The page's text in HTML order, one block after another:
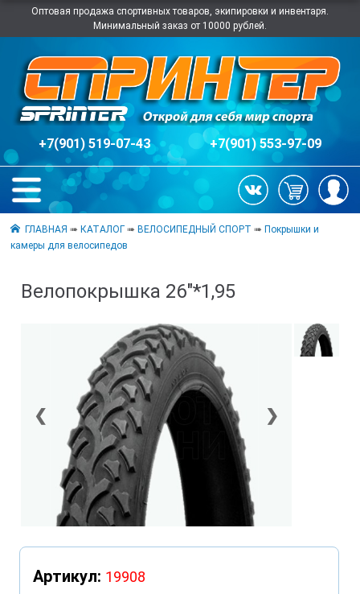
Оптовая продажа спортивных товаров, экипировки и инвентаря.
Минимальный заказ от 10000 рублей.
+7(901) 519-07-43 +7(901) 553-97-09
ГЛАВНАЯ ➠КАТАЛОГ ➠ВЕЛОСИПЕДНЫЙ СПОРТ ➠Покрышки и
камеры для велосипедов
Велопокрышка 26"*1,95
❮ ❯
Артикул: 19908